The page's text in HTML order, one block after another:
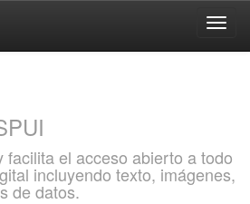
facilita el acceso abierto a todo
incluyendo texto, imágenes,
de datos.